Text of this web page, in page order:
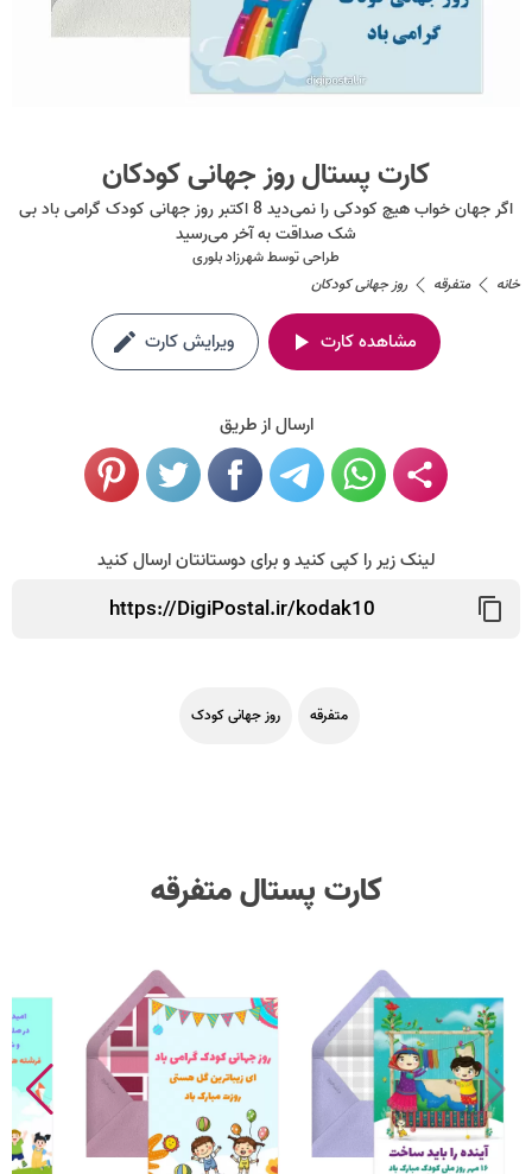
کارت پستال روز جهانی کودکان
اگر جهان خواب هیچ کودکی را نمی‌دید 8 اکتبر روز جهانی کودک گرامی باد بی
شک صداقت به آخر می‌رسید
طراحی توسطشهرزاد بلوری
خانه
متفرقه روز جهانی کودکان
مشاهده کارت ویرایش کارت
ارسال از طریق
لینک زیر را کپی کنید و برای دوستانتان ارسال کنید
متفرقه روز جهانی کودک
کارت پستال متفرقه